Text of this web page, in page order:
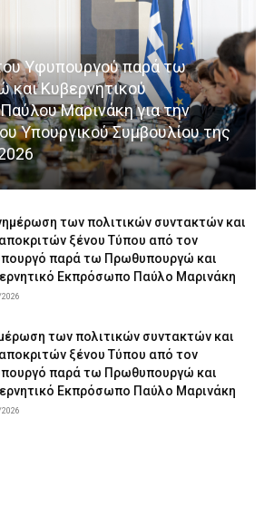
Υφυπουργού παρά τω
Κυβερνητικού
Μαρινάκη για την
Υπουργικού Συμβουλίου της
των πολιτικών συντακτών και
ξένου Τύπου από τον
παρά τω Πρωθυπουργώ και
Εκπρόσωπο Παύλο Μαρινάκη
των πολιτικών συντακτών και
ξένου Τύπου από τον
παρά τω Πρωθυπουργώ και
Εκπρόσωπο Παύλο Μαρινάκη